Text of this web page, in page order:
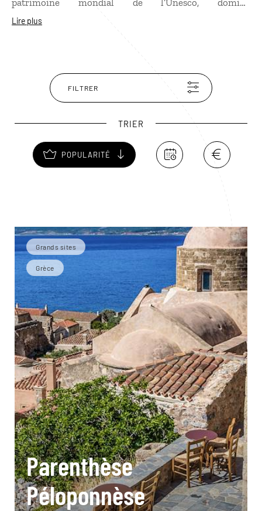
patrimoine mondial de l’Unesco, domine
majestueusement la ville. Il fut conçu notamment pour
montrent tout le génie architectural de la première
civilisation, même si l’on ne peut plus voir les frises, les
sculptures et les autres merveilles que renfermait jadis
civilisation lors de votre voyage en Grèce.
Lire plus
FILTRER
TRIER
POPULARITÉ
Grands sites
Grèce
Parenthèse
Péloponnèse